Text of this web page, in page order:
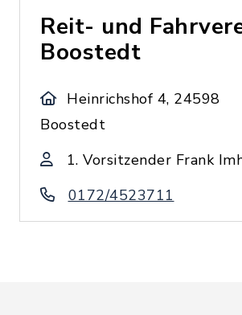
Reit- und
Boostedt
Heinrichshof 4, 24598
Boostedt
1. Vorsitzender Frank
0172/4523711